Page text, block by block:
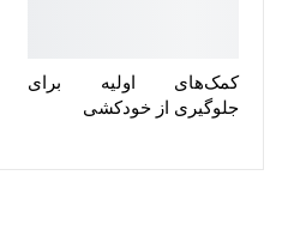
کمک‌های اولیه برای
جلوگیری از خودکشی